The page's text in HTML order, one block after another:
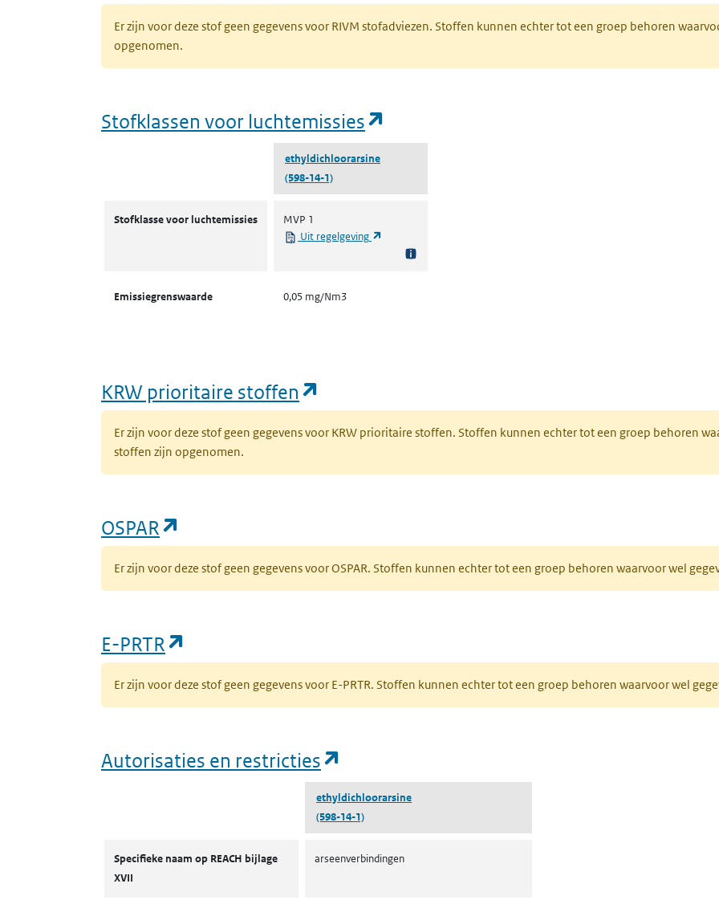
Er zijn voor deze stof geen gegevens voor RIVM stofadviezen. Stoffen kunnen echter tot een groep behoren
opgenomen.
Stofklassen voor luchtemissies
ethyldichloorarsine
(598-14-1)
Stofklasse voor luchtemissies
MVP 1
Uit regelgeving
Emissiegrenswaarde 0,05 mg/Nm3
KRW prioritaire stoffen
Er zijn voor deze stof geen gegevens voor KRW prioritaire stoffen. Stoffen kunnen echter tot een groep behoren
stoffen zijn opgenomen.
OSPAR
Er zijn voor deze stof geen gegevens voor OSPAR. Stoffen kunnen echter tot een groep behoren waarvoor wel
E-PRTR
Er zijn voor deze stof geen gegevens voor E-PRTR. Stoffen kunnen echter tot een groep behoren waarvoor wel
Autorisaties en restricties
ethyldichloorarsine
(598-14-1)
Specifieke naam op REACH bijlage
XVII
arseenverbindingen